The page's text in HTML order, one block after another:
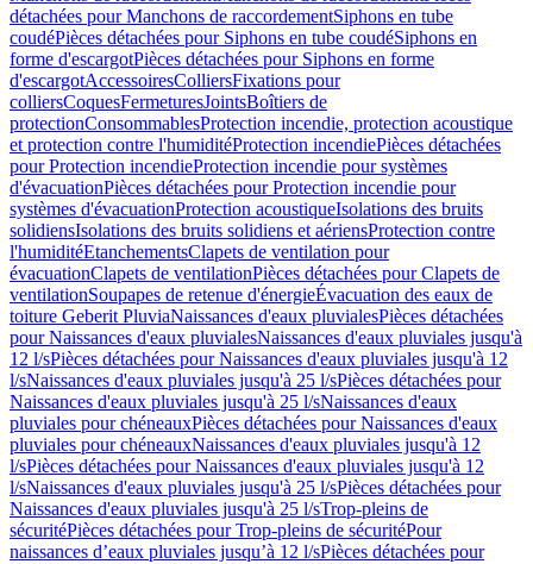
détachées pour Manchons de raccordementSiphons en tube
coudéPièces détachées pour Siphons en tube coudéSiphons en
forme d'escargotPièces détachées pour Siphons en forme
d'escargotAccessoiresColliersFixations pour
colliersCoquesFermeturesJointsBoîtiers de
protectionConsommablesProtection incendie, protection acoustique
et protection contre l'humiditéProtection incendiePièces détachées
pour Protection incendieProtection incendie pour systèmes
d'évacuationPièces détachées pour Protection incendie pour
systèmes d'évacuationProtection acoustiqueIsolations des bruits
solidiensIsolations des bruits solidiens et aériensProtection contre
l'humiditéEtanchementsClapets de ventilation pour
évacuationClapets de ventilationPièces détachées pour Clapets de
ventilationSoupapes de retenue d'énergieÉvacuation des eaux de
toiture Geberit PluviaNaissances d'eaux pluvialesPièces détachées
pour Naissances d'eaux pluvialesNaissances d'eaux pluviales jusqu'à
12 l/sPièces détachées pour Naissances d'eaux pluviales jusqu'à 12
l/sNaissances d'eaux pluviales jusqu'à 25 l/sPièces détachées pour
Naissances d'eaux pluviales jusqu'à 25 l/sNaissances d'eaux
pluviales pour chéneauxPièces détachées pour Naissances d'eaux
pluviales pour chéneauxNaissances d'eaux pluviales jusqu'à 12
l/sPièces détachées pour Naissances d'eaux pluviales jusqu'à 12
l/sNaissances d'eaux pluviales jusqu'à 25 l/sPièces détachées pour
Naissances d'eaux pluviales jusqu'à 25 l/sTrop-pleins de
sécuritéPièces détachées pour Trop-pleins de sécuritéPour
naissances d’eaux pluviales jusqu’à 12 l/sPièces détachées pour